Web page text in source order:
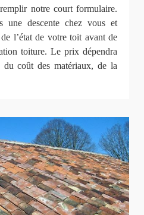
notre court formulaire.
une descente chez vous et
l’état de votre toit avant de
toiture. Le prix dépendra
coût des matériaux, de la